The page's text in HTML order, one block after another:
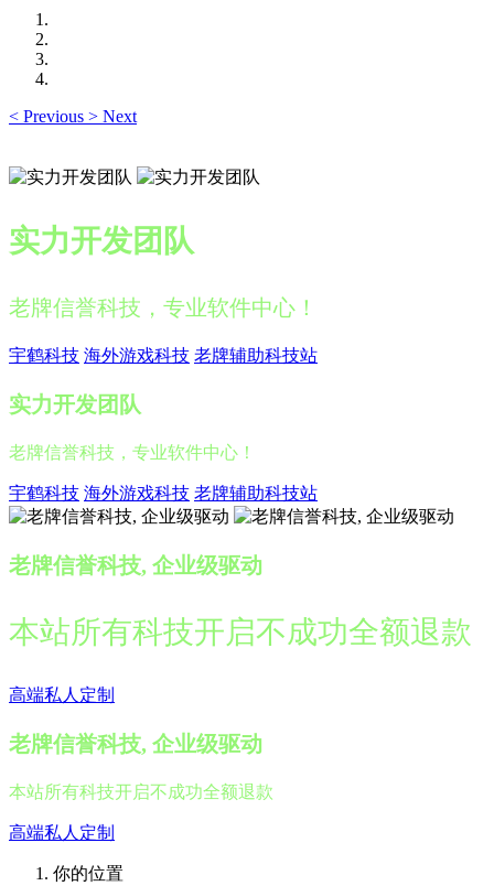
< Previous > Next
实力开发团队
老牌信誉科技，专业软件中心！
宇鹤科技 海外游戏科技 老牌辅助科技站
实力开发团队
老牌信誉科技，专业软件中心！
宇鹤科技 海外游戏科技 老牌辅助科技站
老牌信誉科技, 企业级驱动
本站所有科技开启不成功全额退款
高端私人定制
老牌信誉科技, 企业级驱动
本站所有科技开启不成功全额退款
高端私人定制
你的位置